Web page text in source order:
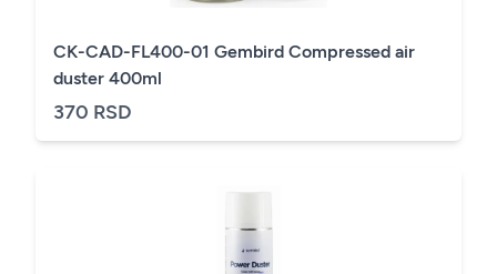
CK-CAD-FL400-01 Gembird Compressed air
duster 400ml
370 RSD